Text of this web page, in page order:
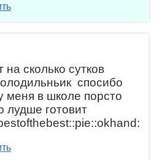
на сколько сутков
спосибо
меня в школе порсто
лудше готовит